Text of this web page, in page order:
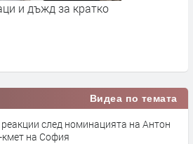
нахлу в българското
и се взриви
Видеа по темата
след номинацията на Антон
на София